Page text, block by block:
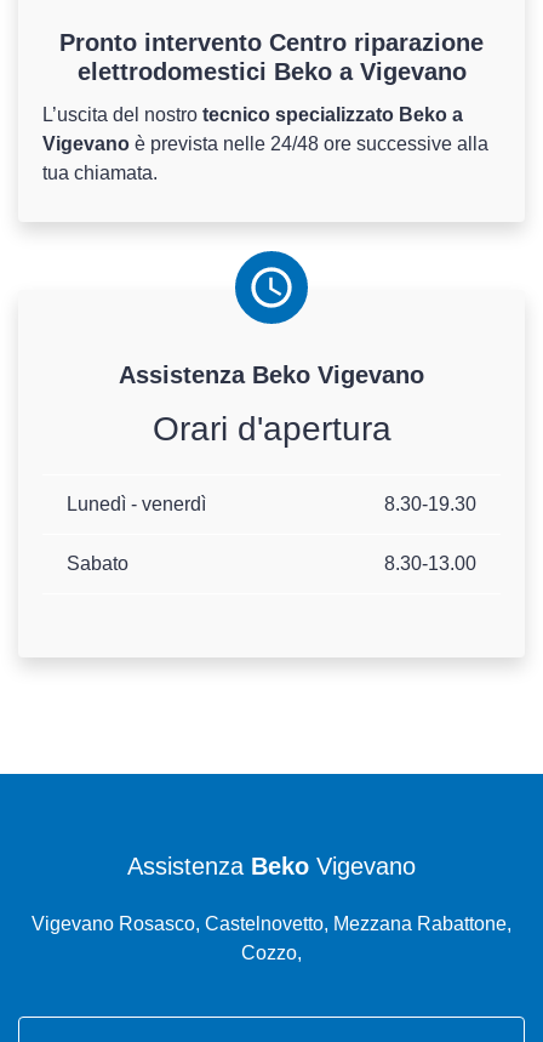
Pronto intervento Centro riparazione
elettrodomestici Beko a Vigevano
L’uscita del nostro tecnico specializzato Beko a
Vigevano è prevista nelle 24/48 ore successive alla
tua chiamata.
Assistenza Beko Vigevano
Orari d'apertura
Lunedì - venerdì 8.30-19.30
Sabato 8.30-13.00
Assistenza Beko Vigevano
Vigevano Rosasco, Castelnovetto, Mezzana Rabattone,
Cozzo,